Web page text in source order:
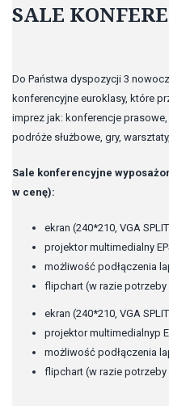
SALE
Do Państwa dyspozycji 3
konferencyjne euroklasy, które
imprez jak: konferencje
podróże służbowe, gry,
Sale konferencyjne
w cenę):
ekran (240*210, VGA
projektor multimedialny
możliwość podłączenia
flipchart (w razie potrzeby
ekran (240*210, VGA
projektor multimedialnyр
możliwość podłączenia
flipchart (w razie potrzeby